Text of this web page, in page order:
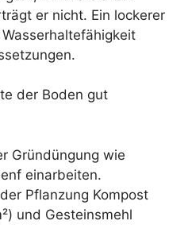
er nicht. Ein lockerer
der Boden gut
Gründüngung wie
einarbeiten.
Pflanzung Kompost
und Gesteinsmehl